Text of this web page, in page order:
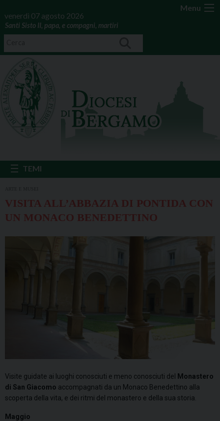
Menu
venerdì 07 agosto 2026
Santi Sisto II, papa, e compagni, martiri
VISITA ALL’ABBAZIA DI PONTIDA CON
UN MONACO BENEDETTINO
Visite guidate ai luoghi conosciuti e meno conosciuti del
Monastero
di San Giacomo accompagnati da un Monaco Benedettino alla
scoperta della vita, e dei ritmi del monastero e della sua storia.
Maggio